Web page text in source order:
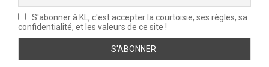
S'abonner à KL, c'est accepter la courtoisie, ses règles, sa
confidentialité, et les valeurs de ce site !